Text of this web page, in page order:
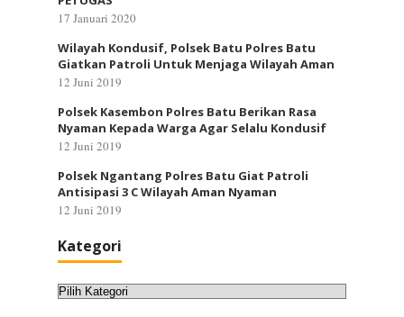
17 Januari 2020
Wilayah Kondusif, Polsek Batu Polres Batu
Giatkan Patroli Untuk Menjaga Wilayah Aman
12 Juni 2019
Polsek Kasembon Polres Batu Berikan Rasa
Nyaman Kepada Warga Agar Selalu Kondusif
12 Juni 2019
Polsek Ngantang Polres Batu Giat Patroli
Antisipasi 3 C Wilayah Aman Nyaman
12 Juni 2019
Kategori
Kategori